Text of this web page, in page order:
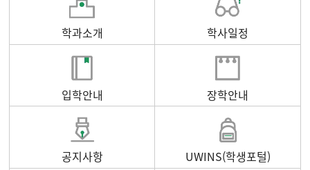
학과소개 학사일정
입학안내 장학안내
공지사항 UWINS(학생포털)